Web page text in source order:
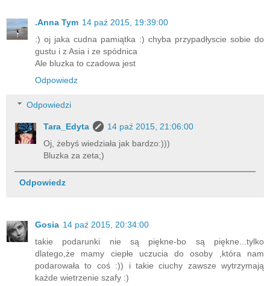
.Anna Tym 14 paź 2015, 19:39:00
:) oj jaka cudna pamiątka :) chyba przypadłyscie sobie do
gustu i z Asia i ze spódnica
Ale bluzka to czadowa jest
Odpowiedz
Odpowiedzi
Tara_Edyta
14 paź 2015, 21:06:00
Oj, żebyś wiedziała jak bardzo:)))
Bluzka za zeta;)
Odpowiedz
Gosia 14 paź 2015, 20:34:00
takie podarunki nie są piękne-bo są piękne...tylko
dlatego,że mamy ciepłe uczucia do osoby ,która nam
podarowała to coś :)) i takie ciuchy zawsze wytrzymają
każde wietrzenie szafy :)